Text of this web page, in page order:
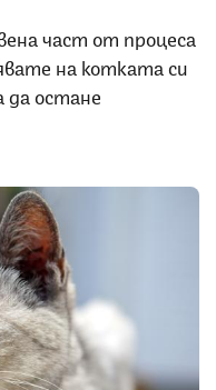
част от процеса
на котката си
остане